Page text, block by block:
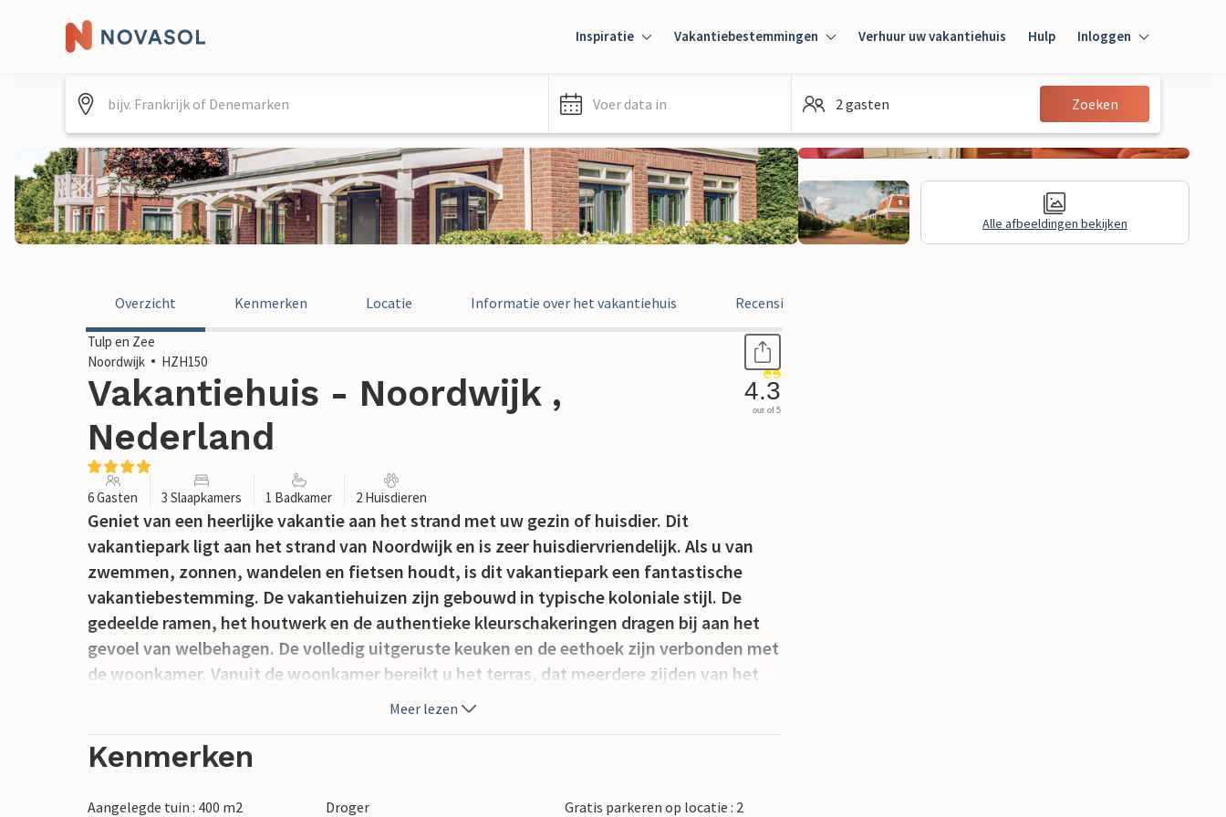
Inspiratie Vakantiebestemmingen Verhuur uw vakantiehuis Hulp Inloggen
Inloggen
Gast
Voer data in 2 gasten Zoeken
Alle afbeeldingen bekijken
Overzicht Kenmerken Locatie Informatie over het vakantiehuis Recensies
Tulp en Zee
Noordwijk
HZH150
Vakantiehuis - Noordwijk ,
Nederland
4.3
out of 5
6 Gasten 3 Slaapkamers 1 Badkamer 2 Huisdieren
Geniet van een heerlijke vakantie aan het strand met uw gezin of huisdier. Dit
vakantiepark ligt aan het strand van Noordwijk en is zeer huisdiervriendelijk. Als u van
zwemmen, zonnen, wandelen en fietsen houdt, is dit vakantiepark een fantastische
vakantiebestemming. De vakantiehuizen zijn gebouwd in typische koloniale stijl. De
gedeelde ramen, het houtwerk en de authentieke kleurschakeringen dragen bij aan het
gevoel van welbehagen. De volledig uitgeruste keuken en de eethoek zijn verbonden met
de woonkamer. Vanuit de woonkamer bereikt u het terras, dat meerdere zijden van het
vakantiehuis omsluit. Elk vakantiehuis heeft een eigen tuin.
U kunt tijdens uw verblijf veel doen. Er is ook een speeltuin voor uw kinderen op het
(kosten per week). Bij de receptie kunt u vers brood bestellen, dit wordt dan direct bij de
Meer lezen
Kenmerken
Aangelegde tuin : 400 m2 Droger
Gratis parkeren op locatie : 2